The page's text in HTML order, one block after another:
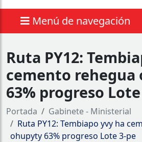
Menú de navegación
Ruta PY12:
cemento rehegua
63% progreso
Portada
Gabinete - Ministerial
Ruta PY12: Tembiapo yvy ha
ohupyty 63% progreso Lote 3-pe